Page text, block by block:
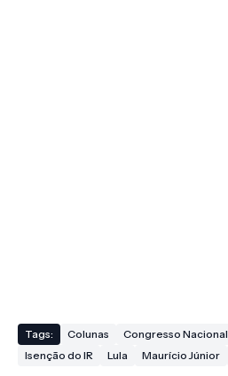
Tags: Colunas Congresso Nacional
Isenção do IR
Lula Maurício Júnior